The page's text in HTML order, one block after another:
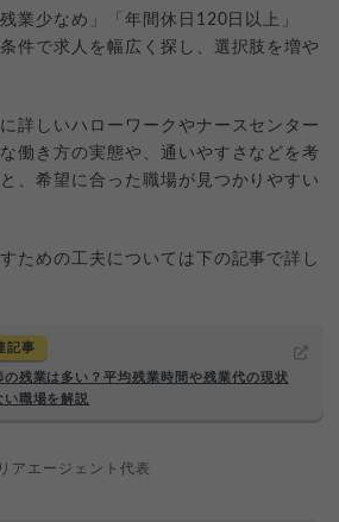
業少なめ」「年間休日120日以上」
件で求人を幅広く探し、選択肢を増や
詳しいハローワークやナースセンター
働き方の実態や、通いやすさなどを考
、希望に合った職場が見つかりやすい
ための工夫については下の記事で詳し
記事
の残業は多い？平均残業時間や残業代の現状
い職場を解説
アエージェント代表